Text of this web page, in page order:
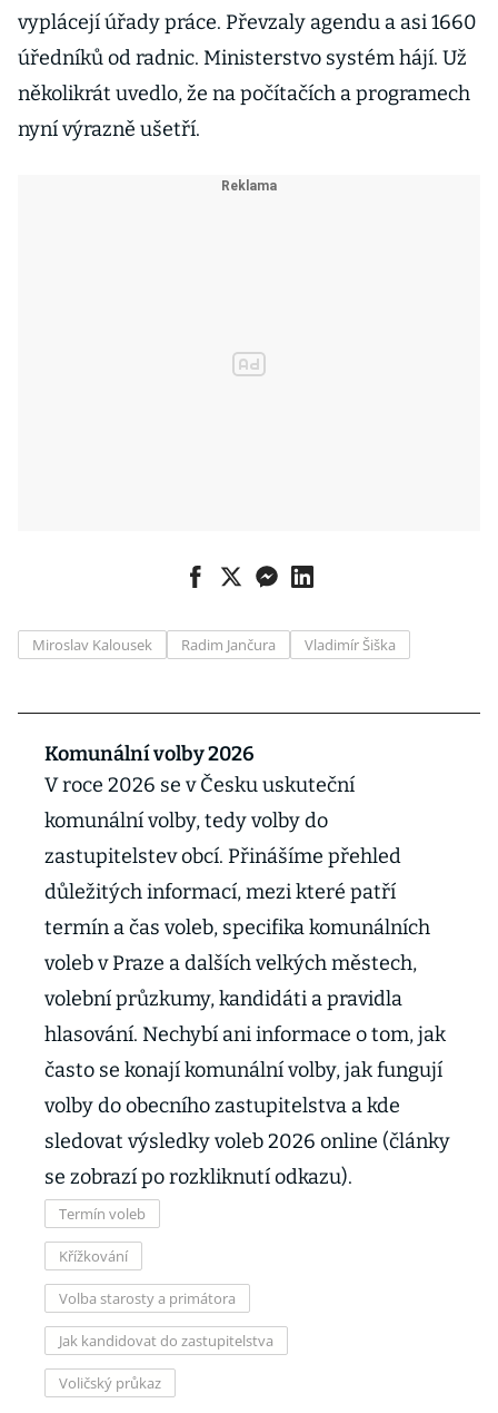
vyplácejí úřady práce. Převzaly agendu a asi 1660
úředníků od radnic. Ministerstvo systém hájí. Už
několikrát uvedlo, že na počítačích a programech
nyní výrazně ušetří.
Miroslav Kalousek Radim Jančura Vladimír Šiška
Komunální volby 2026
V roce 2026 se v Česku uskuteční
komunální volby, tedy volby do
zastupitelstev obcí. Přinášíme přehled
důležitých informací, mezi které patří
termín a čas voleb, specifika komunálních
voleb v Praze a dalších velkých městech,
volební průzkumy, kandidáti a pravidla
hlasování. Nechybí ani informace o tom, jak
často se konají komunální volby, jak fungují
volby do obecního zastupitelstva a kde
sledovat výsledky voleb 2026 online (články
se zobrazí po rozkliknutí odkazu).
Termín voleb
Křížkování
Volba starosty a primátora
Jak kandidovat do zastupitelstva
Voličský průkaz